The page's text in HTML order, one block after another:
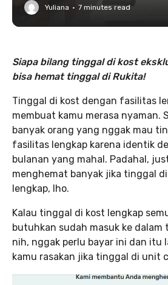
Yuliana · 7 minutes read
Siapa bilang tinggal di kost
bisa hemat tinggal di Rukita!
Tinggal di kost dengan fasilitas
membuat kamu merasa nyaman.
banyak orang yang nggak mau
fasilitas lengkap karena identik
bulanan yang mahal. Padahal,
menghemat banyak jika tinggal
lengkap, lho.
Kalau tinggal di kost lengkap
butuhkan sudah masuk ke dalam
nih, nggak perlu bayar ini dan itu
kamu rasakan jika tinggal di unit